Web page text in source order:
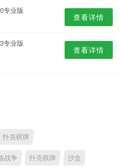
专业版
查看详情
专业版
查看详情
扑克棋牌
战争 扑克棋牌 沙盒